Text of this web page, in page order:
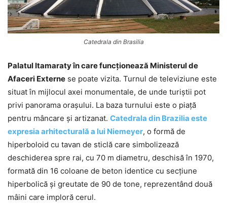
Catedrala din Brasilia
Palatul Itamaraty în care funcționează Ministerul de
Afaceri Externe se poate vizita. Turnul de televiziune este
situat în mijlocul axei monumentale, de unde turiștii pot
privi panorama orașului. La baza turnului este o piață
pentru mâncare și artizanat. Catedrala din Brazilia este
expresia arhitecturală a lui Niemeyer, o formă de
hiperboloid cu tavan de sticlă care simbolizează
deschiderea spre rai, cu 70 m diametru, deschisă în 1970,
formată din 16 coloane de beton identice cu secțiune
hiperbolică și greutate de 90 de tone, reprezentând două
mâini care imploră cerul.